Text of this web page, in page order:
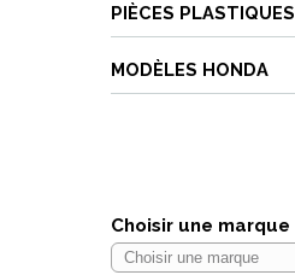
PIÈCES PLASTIQUES
MODÈLES HONDA
Choisir une marque